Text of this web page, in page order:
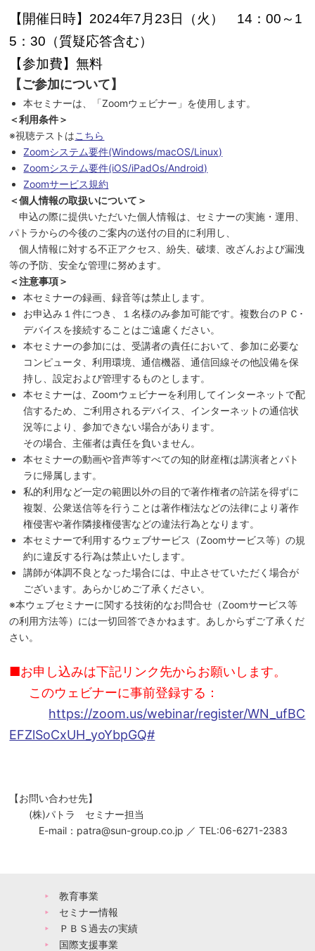
【開催日時】 2024年7月 23日（火）
14：00～1
5：30
（質疑応答含む）
【参加費】無料
【ご参加について】
本セミナーは、「Zoomウェビナー」を使用します。
＜利用条件＞
※視聴テストはこちら
Zoomシステム要件(Windows/macOS/Linux)
Zoomシステム要件(iOS/iPadOs/Android)
Zoomサービス規約
＜個人情報の取扱いについて＞
申込の際に提供いただいた個人情報は、セミナーの実施・運用、
パトラからの今後のご案内の送付の目的に利用し、
個人情報に対する不正アクセス、紛失、破壊、改ざんおよび漏洩
等の予防、安全な管理に努めます。
＜注意事項＞
本セミナーの録画、録音等は禁止します。
お申込み１件につき、１名様のみ参加可能です。複数台のＰＣ･
デバイスを接続することはご遠慮ください。
本セミナーの参加には、受講者の責任において、参加に必要な
コンピュータ、利用環境、通信機器、通信回線その他設備を保
持し、設定および管理するものとします。
本セミナーは、Zoomウェビナーを利用してインターネットで配
信するため、ご利用されるデバイス、インターネットの通信状
況等により、参加できない場合があります。
その場合、主催者は責任を負いません。
本セミナーの動画や音声等すべての知的財産権は講演者とパト
ラに帰属します。
私的利用など一定の範囲以外の目的で著作権者の許諾を得ずに
複製、公衆送信等を行うことは著作権法などの法律により著作
権侵害や著作隣接権侵害などの違法行為となります。
本セミナーで利用するウェブサービス（Zoomサービス等）の規
約に違反する行為は禁止いたします。
講師が体調不良となった場合には、中止させていただく場合が
ございます。あらかじめご了承ください。
※本ウェブセミナーに関する技術的なお問合せ（Zoomサービス等
の利用方法等）には一切回答できかねます。あしからずご了承くだ
さい。
■お申し込みは下記リンク先からお願いします。
このウェビナーに事前登録する：
https://zoom.us/webinar/register/WN_ufBC
EFZlSoCxUH_yoYbpGQ#
【お問い合わせ先】
(株)パトラ セミナー担当
E-mail：patra@sun-group.co.jp ／ TEL:06-6271-2383
教育事業
セミナー情報
ＰＢＳ過去の実績
国際支援事業